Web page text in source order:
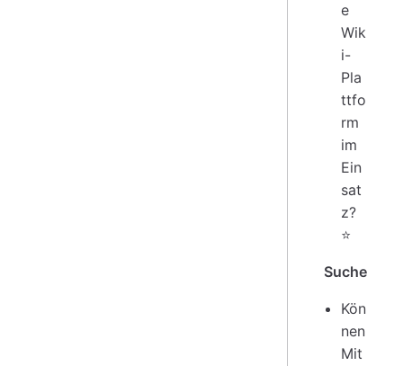
e
Wik
i-
Pla
ttfo
rm
im
Ein
sat
z?
⭐
Suche
Kön
nen
Mit